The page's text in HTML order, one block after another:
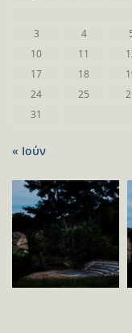
3
4
10
11
17
18
24
25
31
« Ιούν